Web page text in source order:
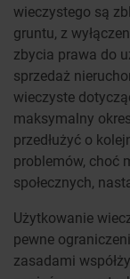
wieczystego są
gruntu, z
zbycia prawa do
sprzedaż
wieczyste
maksymalny
przedłużyć o
problemów, choć
społecznych,
Użytkowanie
pewne
zasadami